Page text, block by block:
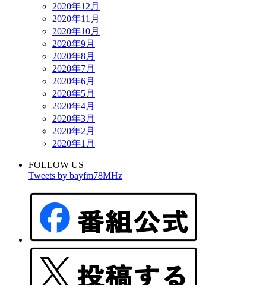
2020年12月
2020年11月
2020年10月
2020年9月
2020年8月
2020年7月
2020年6月
2020年5月
2020年4月
2020年3月
2020年2月
2020年1月
FOLLOW US
Tweets by bayfm78MHz